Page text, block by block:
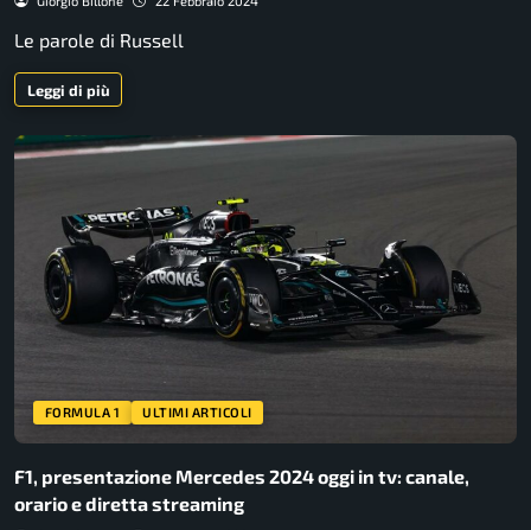
Le parole di Russell
Leggi di più
FORMULA 1 ULTIMI ARTICOLI
F1, presentazione Mercedes 2024 oggi in tv: canale,
orario e diretta streaming